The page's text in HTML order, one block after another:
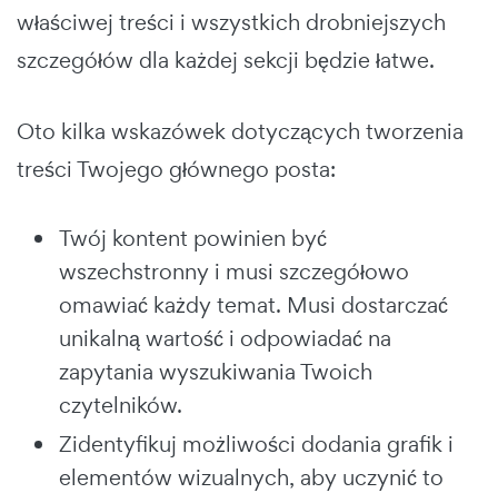
właściwej treści i wszystkich drobniejszych
szczegółów dla każdej sekcji będzie łatwe.
Oto kilka wskazówek dotyczących tworzenia
treści Twojego głównego posta:
Twój kontent powinien być
wszechstronny i musi szczegółowo
omawiać każdy temat. Musi dostarczać
unikalną wartość i odpowiadać na
zapytania wyszukiwania Twoich
czytelników.
Zidentyfikuj możliwości dodania grafik i
elementów wizualnych, aby uczynić to